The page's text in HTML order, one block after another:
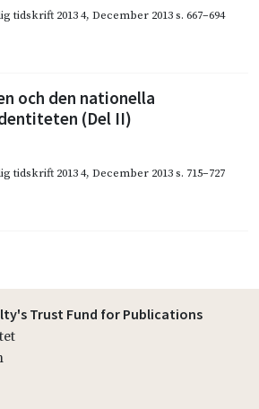
tidskrift 2013 4, December 2013s. 667–694
och den nationella
(Del II)
tidskrift 2013 4, December 2013s. 715–727
Trust Fund for Publications